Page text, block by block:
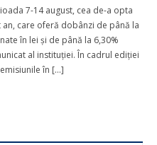
7-14 august, cea de-a opta
care oferă dobânzi de până la
în lei şi de până la 6,30%
al instituţiei. În cadrul ediţiei
în […]